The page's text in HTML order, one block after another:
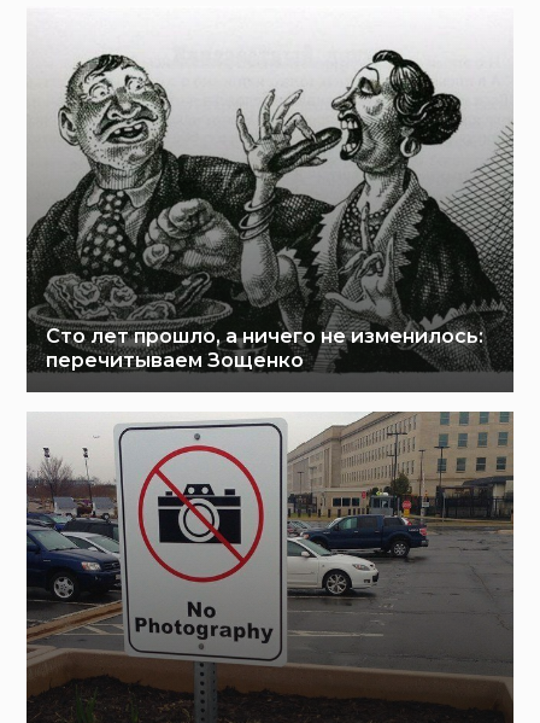
Сто лет прошло, а ничего не изменилось:
перечитываем Зощенко